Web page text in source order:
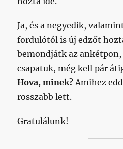
Ja, és a negyedik,
fordulótól is új edzőt
bemondjátk az ankétpon,
csapatuk, még kell pár
Hova, minek?Amihez
rosszabb lett.
Gratulálunk!